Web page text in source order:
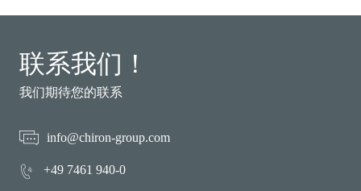
联系我们！
我们期待您的联系
info@chiron-group.com
+49 7461 940-0